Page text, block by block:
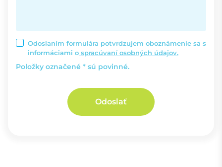
Odoslaním formulára potvrdzujem oboznámenie sa s
informáciami o spracúvaní osobných údajov.
Položky označené * sú povinné.
Odoslať